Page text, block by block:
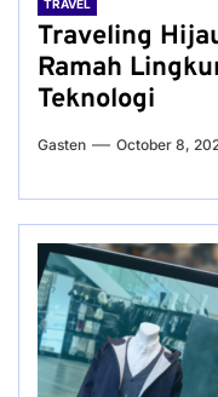
TRAVEL
Traveling
Ramah
Teknologi
Gasten October 8,